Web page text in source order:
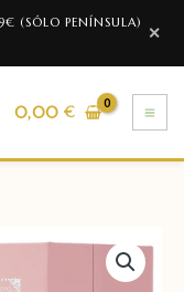
(SÓLO PENÍNSULA)
✕
0,00€